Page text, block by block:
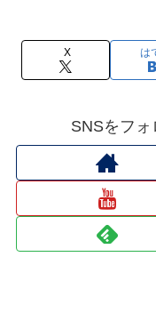
X は
SNSをフ